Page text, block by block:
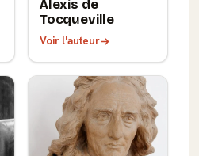
Alexis de
Tocqueville
Voir l'auteur